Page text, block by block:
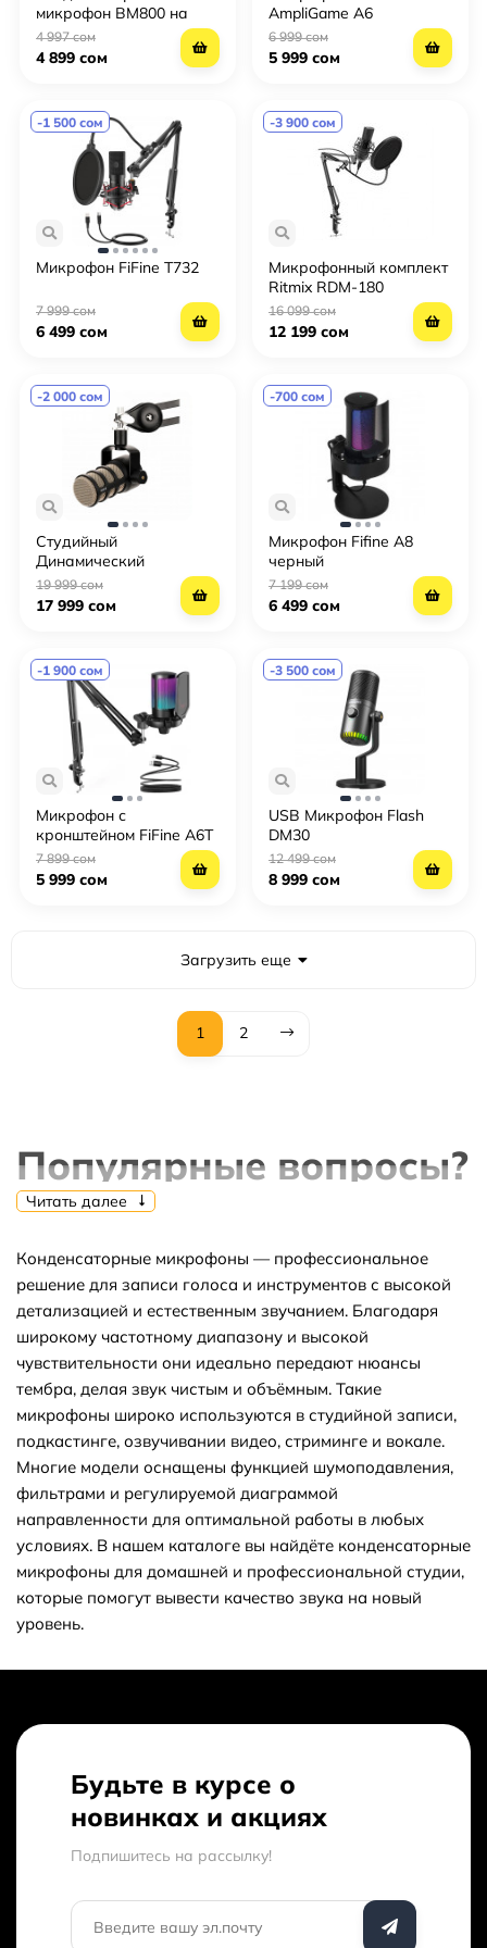
микрофон BM800 на
треноге + фантомное
питание
4 997 сом
4 899 сом
AmpliGame A6
6 999 сом
5 999 сом
-1 500 сом
Микрофон FiFine T732
7 999 сом
6 499 сом
-3 900 сом
Микрофонный комплект
Ritmix RDM-180
16 099 сом
12 199 сом
-2 000 сом
Студийный
Динамический
Микрофон RODE PodMic
19 999 сом
17 999 сом
-700 сом
Микрофон Fifine A8
черный
7 199 сом
6 499 сом
-1 900 сом
Микрофон с
кронштейном FiFine A6T
7 899 сом
5 999 сом
-3 500 сом
USB Микрофон Flash
DM30
12 499 сом
8 999 сом
Загрузить еще
1 2
Популярные вопросы?
⭐Какие самые популярные товары в
категории конденсаторные микрофоны?
⬇ Какие самые дешёвые товары в
категории конденсаторные микрофоны?
Как получить скидку на товар или заказ?
Обязательно ли регистрироваться на
В магазине «Bobbystore» вы можете купить конденсаторные
продаже представлено 52 товара - выбирайте и покупайте
нужный конденсаторный микрофон по характеристикам,
микрофон до нужного адреса или пункта выдачи в Оше.
Кешбек с каждого заказа
Читать далее
Конденсаторные микрофоны — профессиональное
решение для записи голоса и инструментов с высокой
детализацией и естественным звучанием. Благодаря
широкому частотному диапазону и высокой
чувствительности они идеально передают нюансы
тембра, делая звук чистым и объёмным. Такие
микрофоны широко используются в студийной записи,
подкастинге, озвучивании видео, стриминге и вокале.
Многие модели оснащены функцией шумоподавления,
фильтрами и регулируемой диаграммой
направленности для оптимальной работы в любых
условиях. В нашем каталоге вы найдёте конденсаторные
микрофоны для домашней и профессиональной студии,
которые помогут вывести качество звука на новый
уровень.
Будьте в курсе о
новинках и акциях
Подпишитесь на рассылкy!